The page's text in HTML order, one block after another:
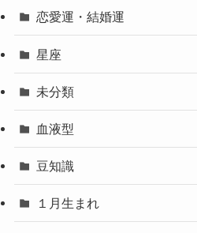
恋愛運・結婚運
星座
未分類
血液型
豆知識
１月生まれ